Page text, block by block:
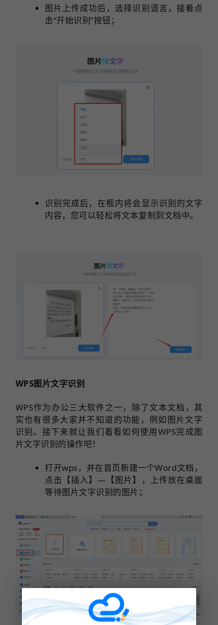
图片上传成功后，选择识别语言，接着点
击“开始识别”按钮；
识别完成后，在框内将会显示识别的文字
内容，您可以轻松将文本复制到文档中。
WPS图片文字识别
WPS作为办公三大软件之一，除了文本文档，其
实也有很多大家并不知道的功能，例如图片文字
识别。接下来就让我们看看如何使用WPS完成图
片文字识别的操作吧！
打开wps，并在首页新建一个Word文档，
点击【插入】—【图片】，上传放在桌面
等待图片文字识别的图片；